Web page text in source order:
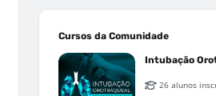
Cursos da Comunidade
26 alunos